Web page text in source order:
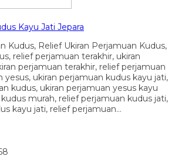
Kayu Jati Jepara
Kudus, Relief Ukiran Perjamuan Kudus,
relief perjamuan terakhir, ukiran
perjamuan terakhir, relief perjamuan
yesus, ukiran perjamuan kudus kayu jati,
kudus, ukiran perjamuan yesus kayu
murah, relief perjamuan kudus jati,
kayu jati, relief perjamuan…